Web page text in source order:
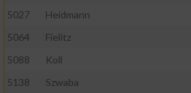
5027
Heidmann
5064
Fielitz
5088
Koll
5138
Szwaba